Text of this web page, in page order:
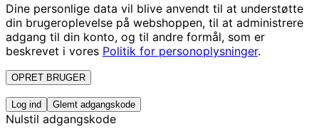
Dine personlige data vil blive anvendt til at understøtte
din brugeroplevelse på webshoppen, til at administrere
adgang til din konto, og til andre formål, som er
beskrevet i vores Politik for personoplysninger.
OPRET BRUGER
Log ind Glemt adgangskode
Nulstil adgangskode